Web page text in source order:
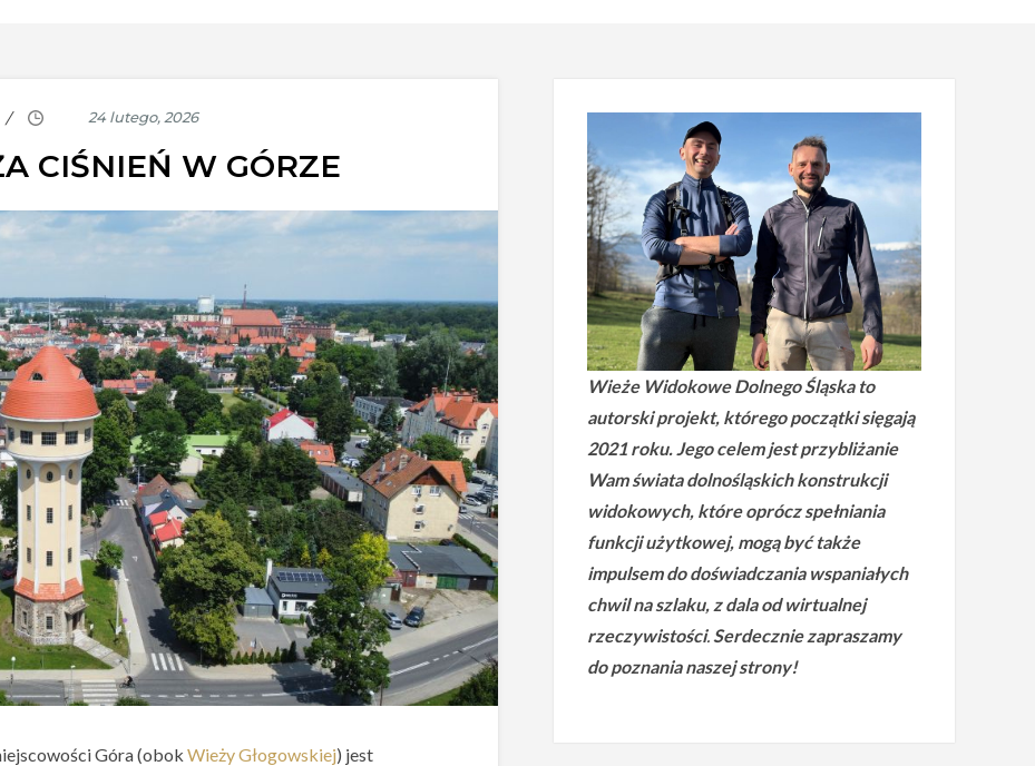
CIŚNIEŃ W GÓRZE
Góra (obok Wieży Głogowskiej) jest
Wieże Widokowe Dolnego Śląska to
autorski projekt, którego początki sięgają
2021 roku. Jego celem jest przybliżanie
Wam świata dolnośląskich konstrukcji
widokowych, które oprócz spełniania
funkcji użytkowej, mogą być także
impulsem do doświadczania wspaniałych
chwil na szlaku, z dala od wirtualnej
rzeczywistości. Serdecznie zapraszamy
do poznania naszej strony!